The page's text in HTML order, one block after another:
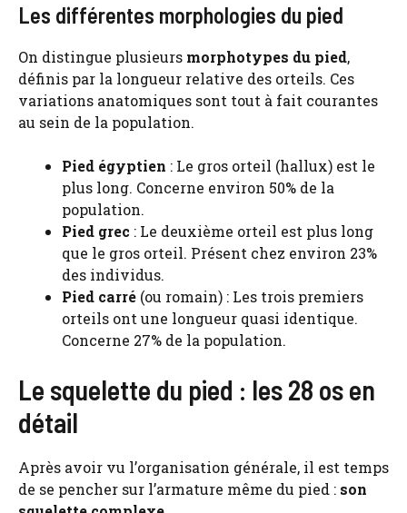
Les différentes morphologies du pied
On distingue plusieurs morphotypes du pied,
définis par la longueur relative des orteils. Ces
variations anatomiques sont tout à fait courantes
au sein de la population.
Pied égyptien : Le gros orteil (hallux) est le
plus long. Concerne environ 50% de la
population.
Pied grec : Le deuxième orteil est plus long
que le gros orteil. Présent chez environ 23%
des individus.
Pied carré (ou romain) : Les trois premiers
orteils ont une longueur quasi identique.
Concerne 27% de la population.
Le squelette du pied : les 28 os en
détail
Après avoir vu l’organisation générale, il est temps
de se pencher sur l’armature même du pied : son